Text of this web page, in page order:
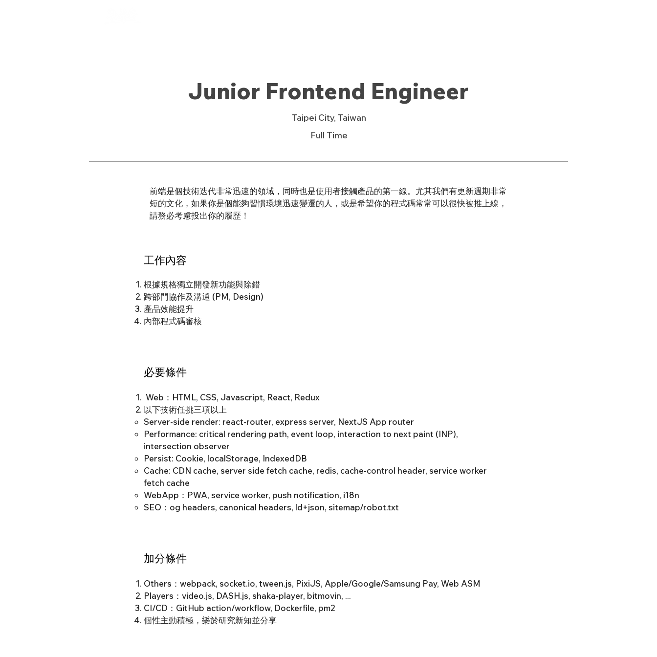
Junior Frontend Engineer
Taipei City, Taiwan
Full Time
前端是個技術迭代非常迅速的領域，同時也是使用者接觸產品的第一線。尤其我們有更新週期非常
短的文化，如果你是個能夠習慣環境迅速變遷的人，或是希望你的程式碼常常可以很快被推上線，
請務必考慮投出你的履歷！
工作內容
根據規格獨立開發新功能與除錯
跨部門協作及溝通 (PM, Design)
產品效能提升
內部程式碼審核
必要條件
Web：HTML, CSS, Javascript, React, Redux
以下技術任挑三項以上
Server-side render: react-router, express server, NextJS App router
Performance: critical rendering path, event loop, interaction to next paint (INP),
intersection observer
Persist: Cookie, localStorage, IndexedDB
Cache: CDN cache, server side fetch cache, redis, cache-control header, service worker
fetch cache
WebApp：PWA, service worker, push notification, i18n
SEO：og headers, canonical headers, ld+json, sitemap/robot.txt​
加分條件
Others：webpack, socket.io, tween.js, PixiJS, Apple/Google/Samsung Pay, Web ASM
Players：video.js, DASH.js, shaka-player, bitmovin, ...
CI/CD：GitHub action/workflow, Dockerfile, pm2
個性主動積極，樂於研究新知並分享